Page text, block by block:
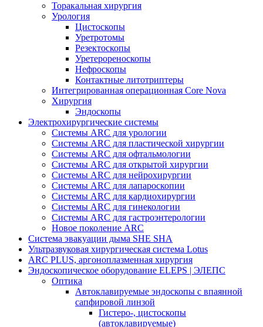
Торакальная хирургия
Урология
Цистоскопы
Уретротомы
Резектоскопы
Уретерореноскопы
Нефроскопы
Контактные литотриптеры
Интегрированная операционная Core Nova
Хирургия
Эндоскопы
Электрохирургические системы
Системы ARC для урологии
Системы ARC для пластической хирургии
Системы ARC для офтальмологии
Системы ARC для открытой хирургии
Системы ARC для нейрохирургии
Системы ARC для лапароскопии
Системы ARC для кардиохирургии
Системы ARC для гинекологии
Системы ARC для гастроэнтерологии
Новое поколение ARC
Система эвакуации дыма SHE SHA
Ультразвуковая хирургическая система Lotus
ARC PLUS, аргоноплазменная хирургия
Эндоскопическое оборудование ELEPS | ЭЛЕПС
Оптика
Автоклавируемые эндоскопы с впаянной
сапфировой линзой
Гистеро-, цистоскопы
(автоклавируемые)